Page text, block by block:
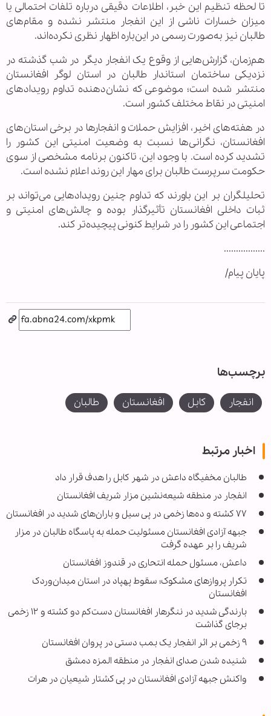
تا لحظه تنظیم این خبر، اطلاعات دقیقی درباره تلفات احتمالی یا
میزان خسارات ناشی از این انفجار منتشر نشده و مقام‌های
طالبان نیز به‌صورت رسمی در این‌باره اظهار نظری نکرده‌اند.
هم‌زمان، گزارش‌هایی از وقوع یک انفجار دیگر در شب گذشته در
نزدیکی ساختمان استاندار طالبان در استان لوگر افغانستان
منتشر شده است؛ موضوعی که نشان‌دهنده تداوم رویدادهای
امنیتی در نقاط مختلف کشور است.
در هفته‌های اخیر، افزایش حملات و انفجارها در برخی استان‌های
افغانستان، نگرانی‌ها نسبت به وضعیت امنیتی این کشور را
تشدید کرده است. با وجود این، تاکنون برنامه مشخصی از سوی
حکومت سرپرست طالبان برای مهار این روند اعلام نشده است.
تحلیلگران بر این باورند که تداوم چنین رویدادهایی می‌تواند بر
ثبات داخلی افغانستان تأثیرگذار بوده و چالش‌های امنیتی و
اجتماعی این کشور را در شرایط کنونی پیچیده‌تر کند.
.................
پایان پیام/
برچسب‌ها
انفجار کابل افغانستان طالبان
اخبار مرتبط
طالبان مخفیگاه داعش در شهر کابل را هدف قرار داد
انفجار در منطقه شیعه‌نشین مزار شریف افغانستان
۷۷ کشته و ده‌ها زخمی در پی سیل و باران‌های شدید در افغانستان
جبهه آزادی افغانستان مسئولیت حمله به پاسگاه طالبان در مزار
شریف را بر عهده گرفت
داعش، مسئول حمله انتحاری در قندوز افغانستان
تکرار پروازهای مشکوک؛ سقوط پهپاد در استان میدان‌وردک
افغانستان
بارندگی شدید در ننگرهار افغانستان دست‌کم دو کشته و ۱۲ زخمی
برجای گذاشت
۹ زخمی بر اثر انفجار یک بمب دستی در پروان افغانستان
شنیده شدن صدای انفجار در منطقه المزه دمشق
واکنش جبهه آزادی افغانستان در پی کشتار شیعیان در هرات